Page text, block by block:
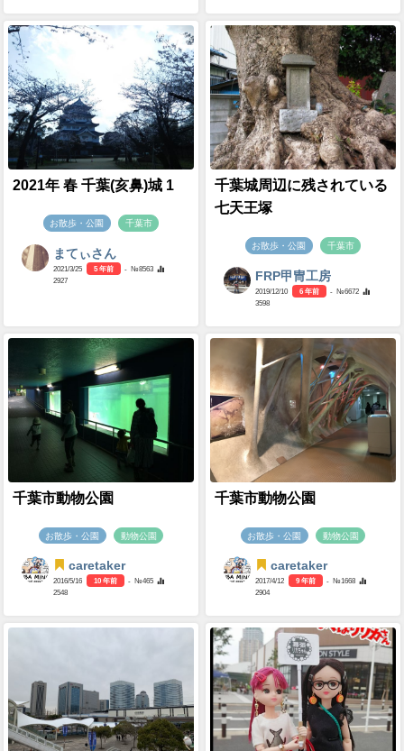
2021年 春 千葉(亥鼻)城 1
お散歩・公園 千葉市
まてぃさん
2021/3/25 5 年前
- №8563
2927
千葉城周辺に残されている
七天王塚
お散歩・公園 千葉市
FRP甲冑工房
2019/12/10 6 年前
- №6672
3598
千葉市動物公園
お散歩・公園 動物公園
caretaker
2016/5/16 10 年前
- №465
2548
千葉市動物公園
お散歩・公園 動物公園
caretaker
2017/4/12 9 年前
- №1668
2904